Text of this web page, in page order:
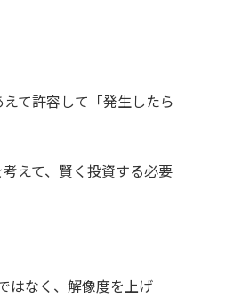
て許容して「発生したら
えて、賢く投資する必要
はなく、解像度を上げ